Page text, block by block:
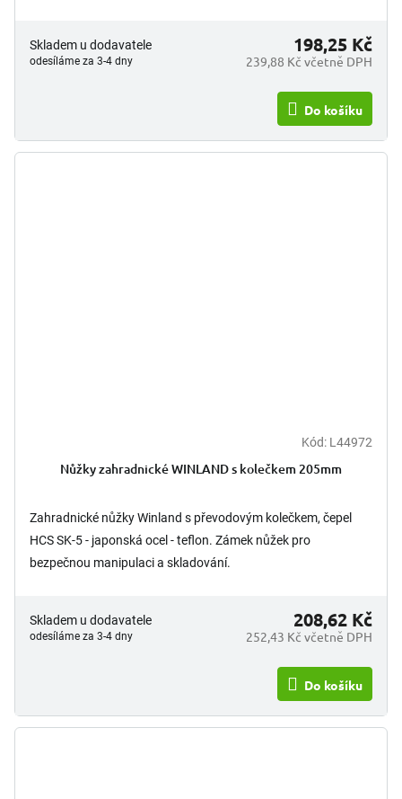
Skladem u dodavatele
odesíláme za 3-4 dny 239,88 Kč včetně DPH
198,25 Kč
Do košíku
Kód: L44972
Nůžky zahradnické WINLAND s kolečkem 205mm
Zahradnické nůžky Winland s převodovým kolečkem, čepel
HCS SK-5 - japonská ocel - teflon. Zámek nůžek pro
bezpečnou manipulaci a skladování.
Skladem u dodavatele
odesíláme za 3-4 dny 252,43 Kč včetně DPH
208,62 Kč
Do košíku